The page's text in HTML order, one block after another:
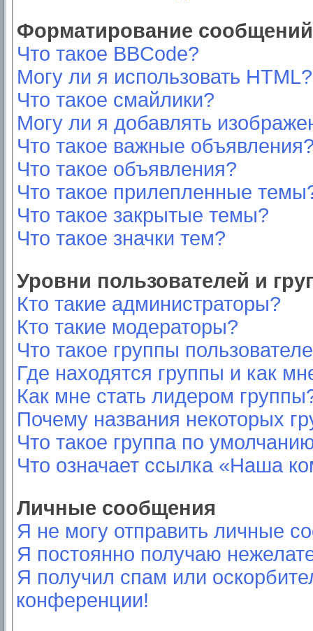
Форматирование
Что такое BBCode?
Могу ли я использовать HTML?
Что такое смайлики?
Могу ли я добавлять
Что такое важные
Что такое объявления?
Что такое прилепленные
Что такое закрытые темы?
Что такое значки тем?
Уровни пользователей и
Кто такие администраторы?
Кто такие модераторы?
Что такое группы
Где находятся группы и как
Как мне стать лидером
Почему названия некоторых
Что такое группа по
Что означает ссылка «Наша
Личные сообщения
Я не могу отправить личные
Я постоянно получаю
Я получил спам или
конференции!